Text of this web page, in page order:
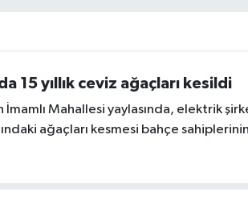
15 yıllık ceviz ağaçları kesildi
İmamlı Mahallesi yaylasında, elektrik
ağaçları kesmesi bahçe